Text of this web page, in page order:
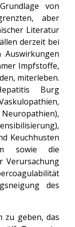
von
aber
Literatur
derzeit bei
Auswirkungen
Impfstoffe,
miterleben.
Burg
Keuchhusten
sowie die
Verursachung
des
zu geben, das